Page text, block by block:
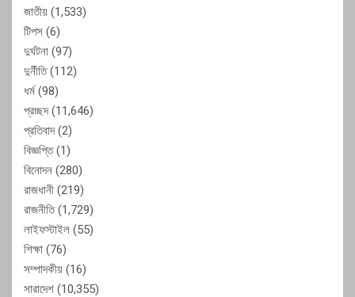
জাতীয় (1,533)
টিপস (6)
দুর্ঘটনা (97)
দুর্নীতি(112)
ধর্ম(98)
প্রচ্ছদ(11,646)
প্রতিবাদ(2)
বিজ্ঞপ্তি(1)
বিনোদন (280)
রাজধানী (219)
রাজনীতি(1,729)
লাইফস্টাইল (55)
শিক্ষা (76)
সম্পাদকীয় (16)
সারাদেশ (10,355)